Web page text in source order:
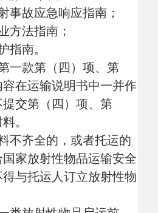
驶人员还应当随车携
、装卸管理人员和
人所提供的资料了解
性质、危害特性、包
求、装卸要求以及发
施。
物品运输中发生核
、托运人应当按照核
南的要求，结合本企
有关内容，做好事故
事故发生地的县级以
管部门。